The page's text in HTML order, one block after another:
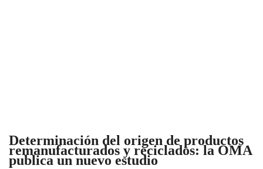
Determinación del origen de productos
remanufacturados y reciclados: la OMA
publica un nuevo estudio